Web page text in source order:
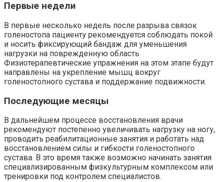
Первые недели
В первые несколько недель после разрыва связок
голеностопа пациенту рекомендуется соблюдать покой
и носить фиксирующий бандаж для уменьшения
нагрузки на поврежденную область.
Физиотерапевтические упражнения на этом этапе будут
направлены на укрепление мышц вокруг
голеностопного сустава и поддержание подвижности.
Последующие месяцы
В дальнейшем процессе восстановления врачи
рекомендуют постепенно увеличивать нагрузку на ногу,
проводить реабилитационные занятия и работать над
восстановлением силы и гибкости голеностопного
сустава. В это время также возможно начинать занятия
специализированным физкультурным комплексом или
тренировки под контролем специалистов.